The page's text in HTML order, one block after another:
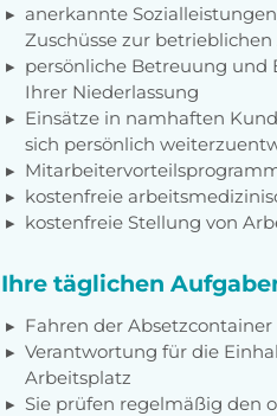
anerkannte
Zuschüsse zur
persönliche Betreuung und
Ihrer Niederlassung
Einsätze in namhaften
sich persönlich
kostenfreie
kostenfreie Stellung von
Ihre täglichen
Fahren der
Verantwortung für die
Arbeitsplatz
Sie prüfen regelmäßig den